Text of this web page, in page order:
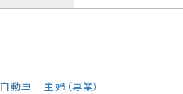
自動車 主婦（専業）